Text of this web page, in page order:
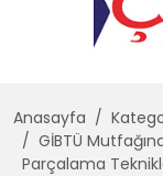
Anasayfa
GİBTÜ
Parçalama